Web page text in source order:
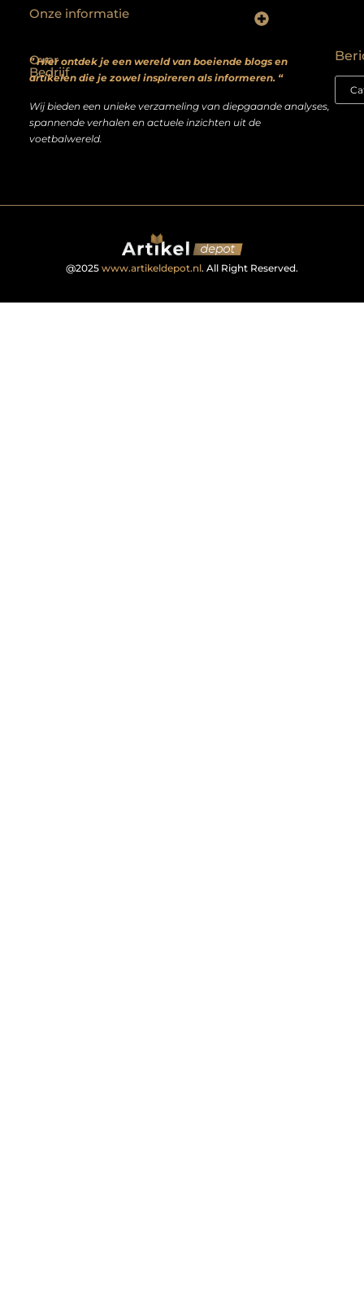
Over
Bedrijf
” Hier ontdek je een wereld van boeiende blogs en
artikelen die je zowel inspireren als informeren. “
Wij bieden een unieke verzameling van diepgaande analyses,
spannende verhalen en actuele inzichten uit de
voetbalwereld.
Onze informatie
@2025 www.artikeldepot.nl. All Right Reserved.